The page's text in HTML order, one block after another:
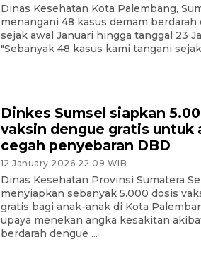
Dinas Kesehatan Kota Palembang,
menangani 48 kasus demam berdarah
sejak awal Januari hingga tanggal 23
"Sebanyak 48 kasus kami tangani sejak
Dinkes Sumsel siapkan
vaksin dengue gratis untuk
cegah penyebaran DBD
12 January 2026 22:09 WIB
Dinas Kesehatan Provinsi Sumatera
menyiapkan sebanyak 5.000 dosis
gratis bagi anak-anak di Kota
upaya menekan angka kesakitan
berdarah dengue ...